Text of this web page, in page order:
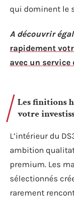
qui dominent le
A découvrir
rapidement
avec un service
Les finitions
votre
L’intérieur du
ambition
premium. Les
sélectionnés
rarement